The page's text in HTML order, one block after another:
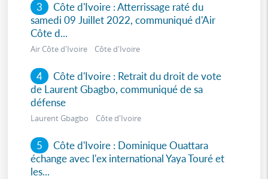
3 Côte d'Ivoire : Atterrissage raté du
samedi 09 Juillet 2022, communiqué d'Air
Côte d...
Air Côte d'Ivoire Côte d'Ivoire
4 Côte d'Ivoire : Retrait du droit de vote
de Laurent Gbagbo, communiqué de sa
défense
Laurent Gbagbo Côte d'Ivoire
5 Côte d'Ivoire : Dominique Ouattara
échange avec l'ex international Yaya Touré et
les...